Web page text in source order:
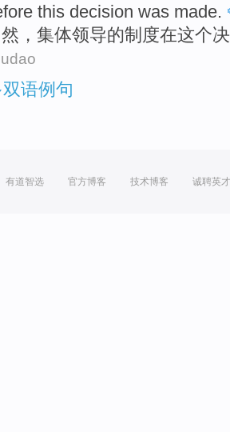
this decision was made.
， 集体领导的制度在这个
语例句
有道智选 官方博客 技术博客 诚聘英才